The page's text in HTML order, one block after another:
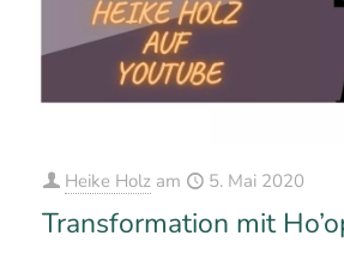
Heike Holz am 5. Mai 2020
Transformation mit